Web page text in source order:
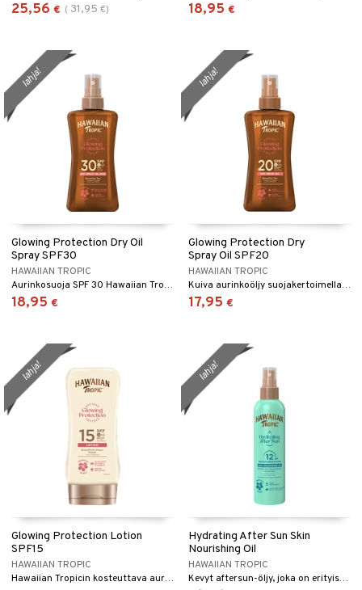
25,56 € ( 31,95 €) 18,95 €
Glowing Protection Dry Oil
Spray SPF30
HAWAIIAN TROPIC
Aurinkosuoja SPF 30 Hawaiian Tropicilta kuivana öljynä.
18,95 €
lahja!
Glowing Protection Dry
Spray Oil SPF20
HAWAIIAN TROPIC
Kuiva aurinkoöljy suojakertoimella 20 suihkeena - Hawaiian Tropic
17,95 €
lahja!
Glowing Protection Lotion
SPF15
HAWAIIAN TROPIC
Hawaiian Tropicin kosteuttava aurinkosuoja SPF 15
lahja!
Hydrating After Sun Skin
Nourishing Oil
HAWAIIAN TROPIC
Kevyt aftersun-öljy, joka on erityisesti kehitetty rauhoittamaan, kosteuttamaan ja hoitamaan auringon suutelemaa ihoa.
lahja!